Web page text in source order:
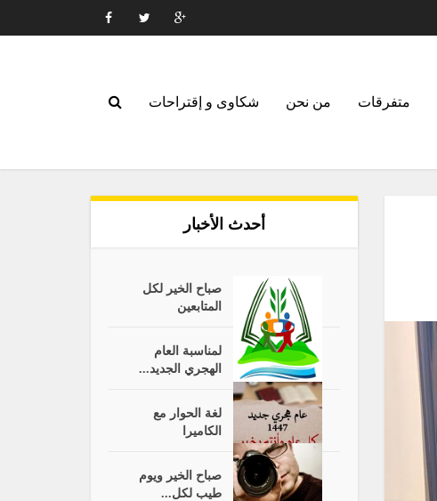
متفرقات من نحن شكاوى و إقتراحات
أحدث الأخبار
صباح الخير لكل
المتابعين
لمناسبة العام
الهجري الجديد...
لغة الحوار مع
الكاميرا
صباح الخير ويوم
طيب لكل...